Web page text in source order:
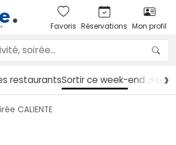
Favoris Réservations Mon profil
restaurantsSortirce week-end 🎉
CALIENTE